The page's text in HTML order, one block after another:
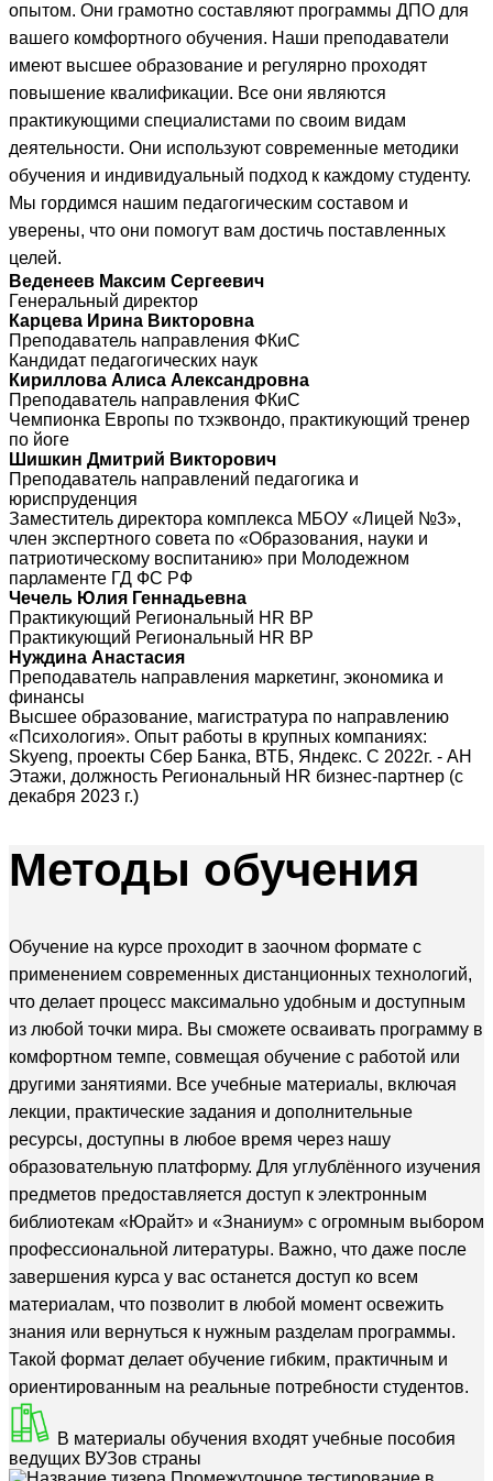
опытом. Они грамотно составляют программы ДПО для
вашего комфортного обучения. Наши преподаватели
имеют высшее образование и регулярно проходят
повышение квалификации. Все они являются
практикующими специалистами по своим видам
деятельности. Они используют современные методики
обучения и индивидуальный подход к каждому студенту.
Мы гордимся нашим педагогическим составом и
уверены, что они помогут вам достичь поставленных
целей.
Веденеев Максим Сергеевич
Генеральный директор
Карцева Ирина Викторовна
Преподаватель направления ФКиС
Кандидат педагогических наук
Кириллова Алиса Александровна
Преподаватель направления ФКиС
Чемпионка Европы по тхэквондо, практикующий тренер
по йоге
Шишкин Дмитрий Викторович
Преподаватель направлений педагогика и
юриспруденция
Заместитель директора комплекса МБОУ «Лицей №3»,
член экспертного совета по «Образования, науки и
патриотическому воспитанию» при Молодежном
парламенте ГД ФС РФ
Чечель Юлия Геннадьевна
Практикующий Региональный HR BP
Практикующий Региональный HR BP
Нуждина Анастасия
Преподаватель направления маркетинг, экономика и
финансы
Высшее образование, магистратура по направлению
«Психология». Опыт работы в крупных компаниях:
Skyeng, проекты Сбер Банка, ВТБ, Яндекс. С 2022г. - АН
Этажи, должность Региональный HR бизнес-партнер (с
декабря 2023 г.)
Методы обучения
Обучение на курсе проходит в заочном формате с
применением современных дистанционных технологий,
что делает процесс максимально удобным и доступным
из любой точки мира. Вы сможете осваивать программу в
комфортном темпе, совмещая обучение с работой или
другими занятиями. Все учебные материалы, включая
лекции, практические задания и дополнительные
ресурсы, доступны в любое время через нашу
образовательную платформу. Для углублённого изучения
предметов предоставляется доступ к электронным
библиотекам «Юрайт» и «Знаниум» с огромным выбором
профессиональной литературы. Важно, что даже после
завершения курса у вас останется доступ ко всем
материалам, что позволит в любой момент освежить
знания или вернуться к нужным разделам программы.
Такой формат делает обучение гибким, практичным и
ориентированным на реальные потребности студентов.
В материалы обучения входят учебные пособия
ведущих ВУЗов страны